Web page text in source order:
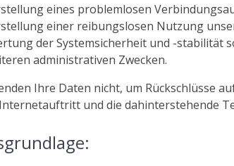
eines problemlosen
einer reibungslosen Nutzung
der Systemsicherheit und -stabilität
administrativen Zwecken.
Ihre Daten nicht, um Rückschlüsse
und die dahinterstehende